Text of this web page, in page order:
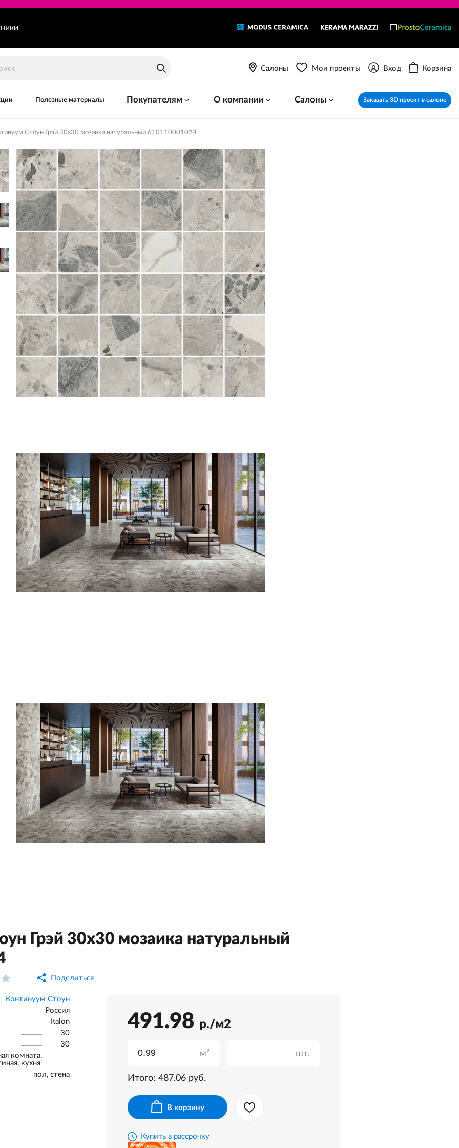
Салоны Мои проекты Вход Корзина
Полезные материалы Покупателям О компании Салоны Заказать 3D проект в салоне
Стоун Грэй 30x30 мозаика натуральный 610110001024
Грэй 30x30 мозаика натуральный
Поделиться
Континуум Стоун
Россия
Italon
30
30
комната,
кухня
пол, стена
491.98 р./м2
м² шт.
Итого: 487.06 руб.
В корзину
Купить в рассрочку